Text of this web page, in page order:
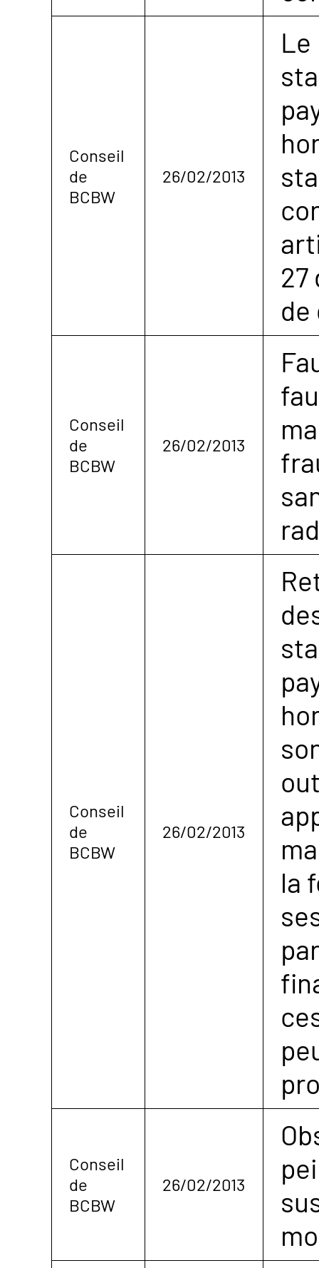
Conseil
de
BCBW
26/02/2013
27
de
Conseil
de
BCBW
26/02/2013
Conseil
de
BCBW
26/02/2013
la
Conseil
de
BCBW
26/02/2013